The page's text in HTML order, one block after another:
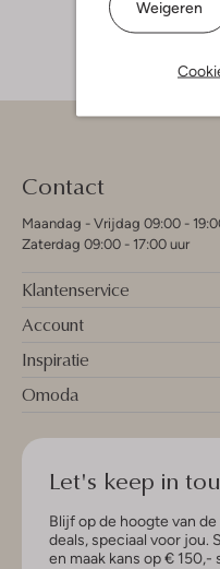
Weigeren
Contact
Maandag - Vrijdag 09:00 -
Zaterdag 09:00 - 17:00 uur
Klantenservice
Account
Inspiratie
Omoda
Let's keep in
Blijf op de hoogte van
deals, speciaal voor jou.
en maak kans op € 150,-